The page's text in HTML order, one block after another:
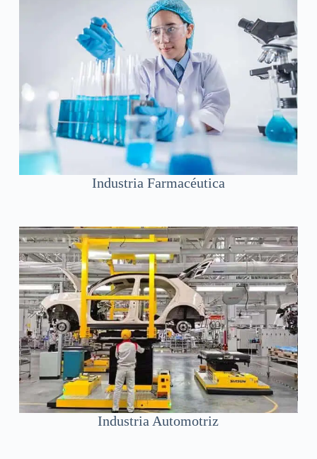
Industria Farmacéutica
Industria Automotriz